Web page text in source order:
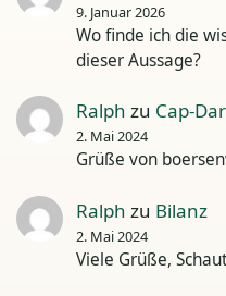
9. Januar 2026
Wo finde ich die
dieser Aussage?
Ralph zu Cap-
2. Mai 2024
Grüße von
Ralph zu Bilanz
2. Mai 2024
Viele Grüße,